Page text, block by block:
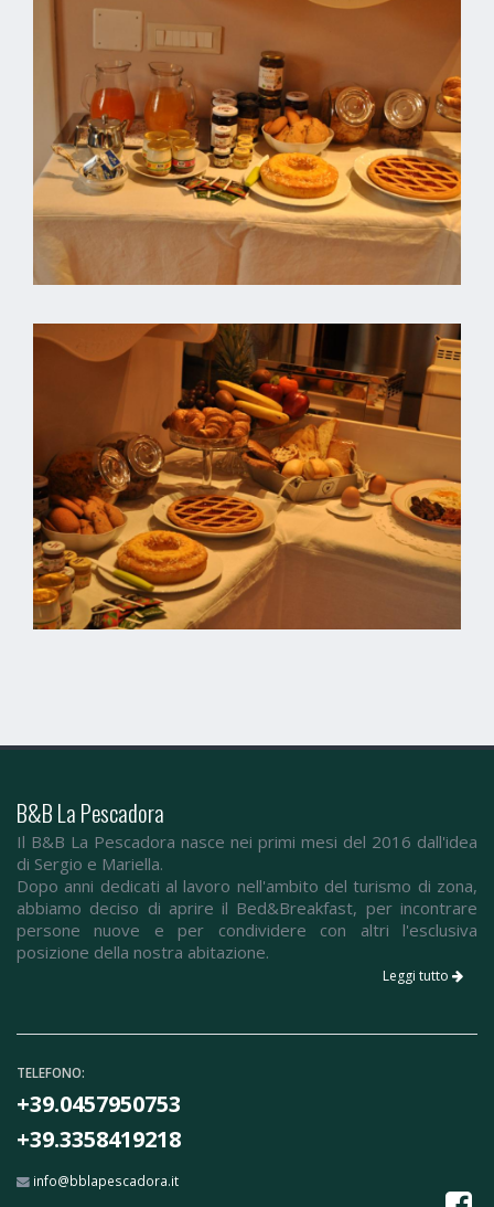
B&B La Pescadora
Il B&B La Pescadora nasce nei primi mesi del 2016 dall'idea
di Sergio e Mariella.
Dopo anni dedicati al lavoro nell'ambito del turismo di zona,
abbiamo deciso di aprire il Bed&Breakfast, per incontrare
persone nuove e per condividere con altri l'esclusiva
posizione della nostra abitazione.
Leggi tutto
TELEFONO:
+39.0457950753
+39.3358419218
info@bblapescadora.it